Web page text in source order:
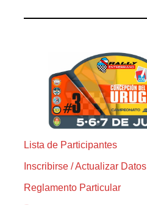
Lista de Participantes
Inscribirse / Actualizar Datos
Reglamento Particular